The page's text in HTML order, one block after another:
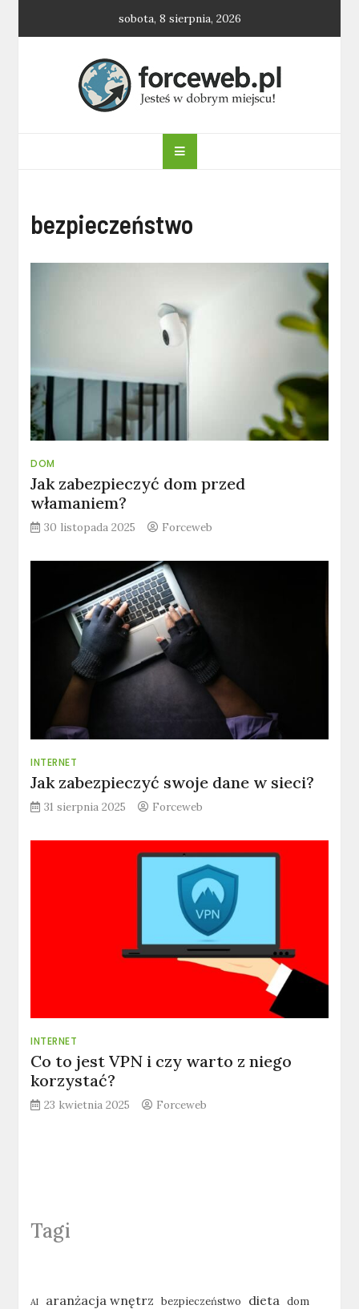
sobota, 8 sierpnia, 2026
forceweb.pl
bezpieczeństwo
DOM
Jak zabezpieczyć dom przed
włamaniem?
30 listopada 2025 Forceweb
INTERNET
Jak zabezpieczyć swoje dane w sieci?
31 sierpnia 2025 Forceweb
INTERNET
Co to jest VPN i czy warto z niego
korzystać?
23 kwietnia 2025 Forceweb
Tagi
AI aranżacja wnętrz bezpieczeństwo dieta dom